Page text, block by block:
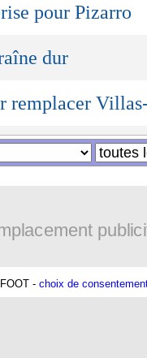
pour Pizarro
dur
remplacer
15 mai 2020
- choix de